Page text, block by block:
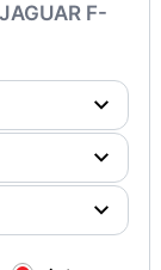
F-